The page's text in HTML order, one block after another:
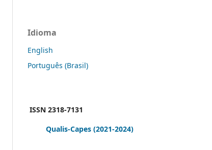
Idioma
English
Português (Brasil)
ISSN 2318-7131
Qualis-Capes (2021-2024)